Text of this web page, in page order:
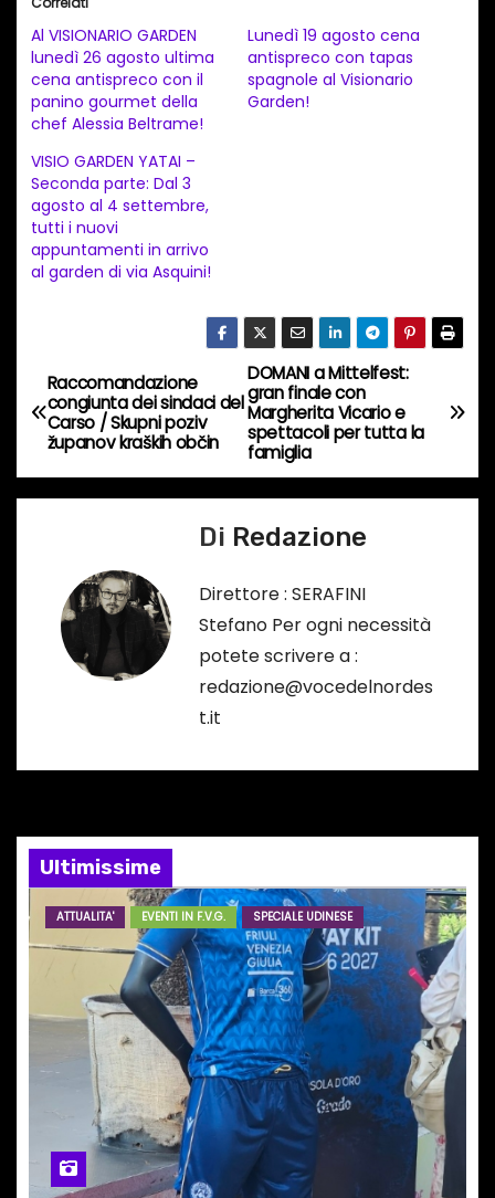
a
m
e
t
o
i
n
s
o
…
Al VISIONARIO GARDEN
lunedì 26 agosto ultima
cena antispreco con il
panino gourmet della
chef Alessia Beltrame!
Lunedì 19 agosto cena
antispreco con tapas
spagnole al Visionario
Garden!
VISIO GARDEN YATAI –
Seconda parte: Dal 3
agosto al 4 settembre,
tutti i nuovi
appuntamenti in arrivo
al garden di via Asquini!
N
a
v
e
a
r
i
c
l
DOMANI a Mittelfest:
gran finale con
Margherita Vicario e
spettacoli per tutta la
famiglia
Raccomandazione
congiunta dei sindaci del
Carso / Skupni poziv
županov kraških občin
Di Redazione
Direttore : SERAFINI
Stefano Per ogni necessità
potete scrivere a :
redazione@vocedelnordes
t.it
Ultimissime
ATTUALITA' EVENTI IN F.V.G. SPECIALE UDINESE